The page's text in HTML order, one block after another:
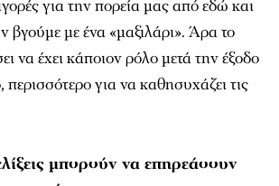
να έχει κάποιον ρόλο μετά την έξοδο
για να καθησυχάζει τις
μπορούν να επηρεάσουν